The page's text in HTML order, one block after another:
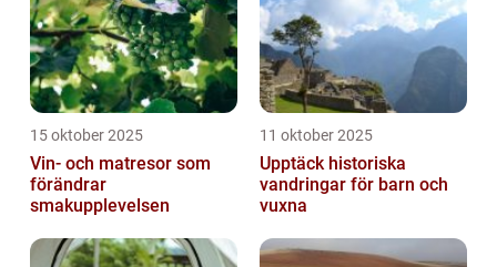
15 oktober 2025
Vin- och matresor som
förändrar
smakupplevelsen
11 oktober 2025
Upptäck historiska
vandringar för barn och
vuxna